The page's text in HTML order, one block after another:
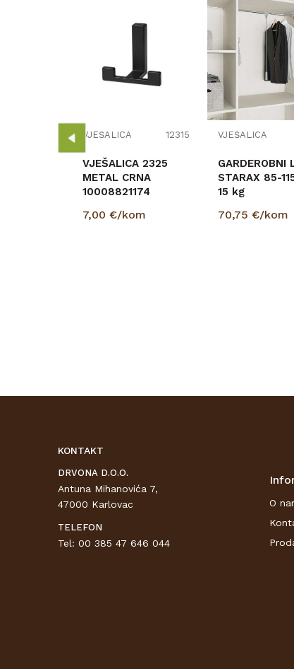
VJEŠALICA 12315
VJEŠALICA 2325
METAL CRNA
10008821174
7,00 €/kom
VJEŠALICA
GARDEROBNI
STARAX 85-
15 kg
70,75 €/kom
KONTAKT
DRVONA D.O.O.
Antuna Mihanovića 7,
47000 Karlovac
TELEFON
Tel: 00 385 47 646 044
O